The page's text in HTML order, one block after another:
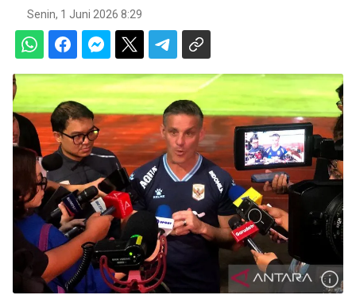
Senin, 1 Juni 2026 8:29